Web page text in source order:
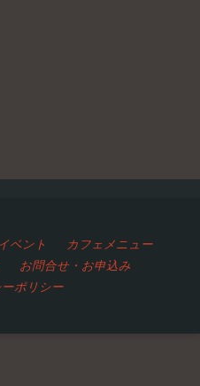
イベント
カフェメニュー
お問合せ・お申込み
ポリシー